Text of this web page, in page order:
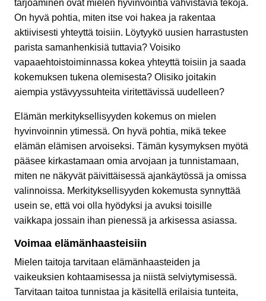
tarjoaminen ovat mielen hyvinvointia vahvistavia tekoja.
On hyvä pohtia, miten itse voi hakea ja rakentaa
aktiivisesti yhteyttä toisiin. Löytyykö uusien harrastusten
parista samanhenkisiä tuttavia? Voisiko
vapaaehtoistoiminnassa kokea yhteyttä toisiin ja saada
kokemuksen tukena olemisesta? Olisiko joitakin
aiempia ystävyyssuhteita viritettävissä uudelleen?
Elämän merkityksellisyyden kokemus on mielen
hyvinvoinnin ytimessä. On hyvä pohtia, mikä tekee
elämän elämisen arvoiseksi. Tämän kysymyksen myötä
pääsee kirkastamaan omia arvojaan ja tunnistamaan,
miten ne näkyvät päivittäisessä ajankäytössä ja omissa
valinnoissa. Merkityksellisyyden kokemusta synnyttää
usein se, että voi olla hyödyksi ja avuksi toisille
vaikkapa jossain ihan pienessä ja arkisessa asiassa.
Voimaa elämänhaasteisiin
Mielen taitoja tarvitaan elämänhaasteiden ja
vaikeuksien kohtaamisessa ja niistä selviytymisessä.
Tarvitaan taitoa tunnistaa ja käsitellä erilaisia tunteita,